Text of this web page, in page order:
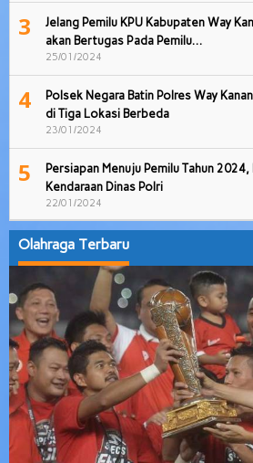
3
Jelang Pemilu KPU Kabupaten Way
akan Bertugas Pada Pemilu…
25/01/2024
4
Polsek Negara Batin Polres Way
di Tiga Lokasi Berbeda
23/01/2024
5
Persiapan Menuju Pemilu Tahun
Kendaraan Dinas Polri
22/01/2024
Olahraga Terbaru